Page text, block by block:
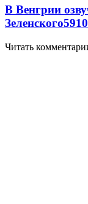
В Венгрии
Зеленского5910
Читать